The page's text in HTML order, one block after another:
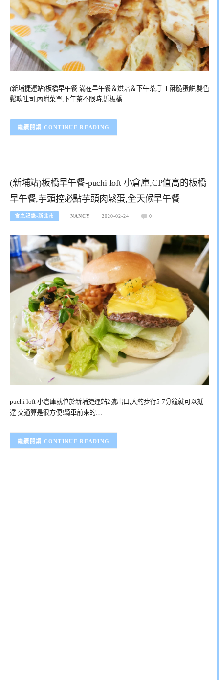
(新埔捷運站)板橋早午餐-滿在早午餐＆烘培＆下午茶,手工酥脆蛋餅,雙色
鬆軟吐司,內附菜單,下午茶不限時,近板橋…
CONTINUE READING
(新埔站)板橋早午餐-puchi loft 小倉庫,CP值高的板橋
早午餐,芋頭控必點芋頭肉鬆蛋,全天候早午餐
食之記錄-新北市 NANCY 2020-02-24 0
puchi loft 小倉庫就位於新埔捷運站2號出口,大約步行5-7分鐘就可以抵
達 交通算是很方便!騎車前來的…
CONTINUE READING